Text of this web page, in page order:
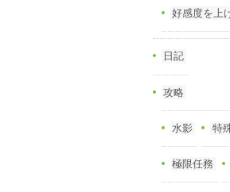
好感度を上
日記
攻略
水影 特
極限任務